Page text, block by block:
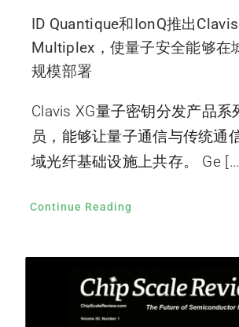
ID Quantique和IonQ推出
Multiplex，使量子安全能够在
规模部署
Clavis XG量子密钥分发产品系
员，能够让量子通信与传统通
域光纤基础设施上共存。 Ge
Continue Reading